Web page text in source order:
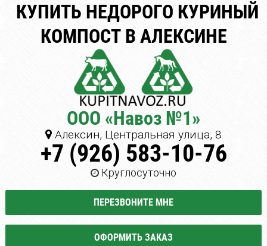
КУПИТЬ НЕДОРОГО КУРИНЫЙ
КОМПОСТ В АЛЕКСИНЕ
ООО «Навоз №1»
Алексин, Центральная улица, 8
+7 (926) 583-10-76
Круглосуточно
ПЕРЕЗВОНИТЕ МНЕ
ОФОРМИТЬ ЗАКАЗ